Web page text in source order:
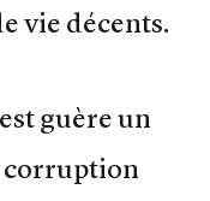
vie décents.
guère un
corruption